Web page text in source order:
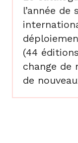
l’année
(44
change de
de